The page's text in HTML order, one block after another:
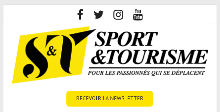
content
RECEVOIR LA NEWSLETTER